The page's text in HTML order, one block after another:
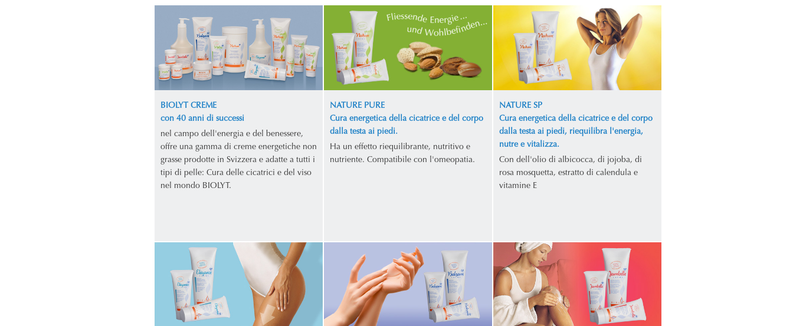
BIOLYT CREME
con 40 anni di successi
nel campo dell'energia e del benessere,
offre una gamma di creme energetiche non
grasse prodotte in Svizzera e adatte a tutti i
tipi di pelle: Cura delle cicatrici e del viso
nel mondo BIOLYT.
NATURE PURE
Cura energetica della cicatrice e del corpo
dalla testa ai piedi.
Ha un effetto riequilibrante, nutritivo e
nutriente. Compatibile con l'omeopatia.
NATURE SP
Cura energetica della cicatrice e del corpo
dalla testa ai piedi, riequilibra l'energia,
nutre e vitalizza.
Con dell'olio di albicocca, di jojoba, di
rosa mosquetta, estratto di calendula e
vitamine E